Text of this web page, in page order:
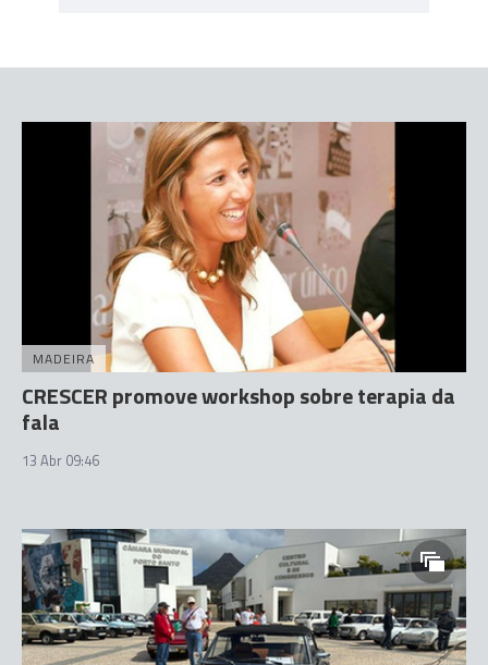
MADEIRA
CRESCER promove workshop sobre terapia da
fala
13 Abr 09:46